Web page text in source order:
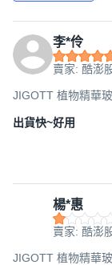
李*伶
賣家: 酷澎
JIGOTT 植物精華
出貨快~好用
楊*惠
賣家: 酷澎
JIGOTT 植物精華